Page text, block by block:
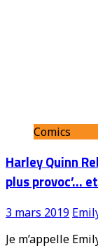
Comics
Harley Quinn
plus provoc’…
3 mars 2019
Je m’appelle